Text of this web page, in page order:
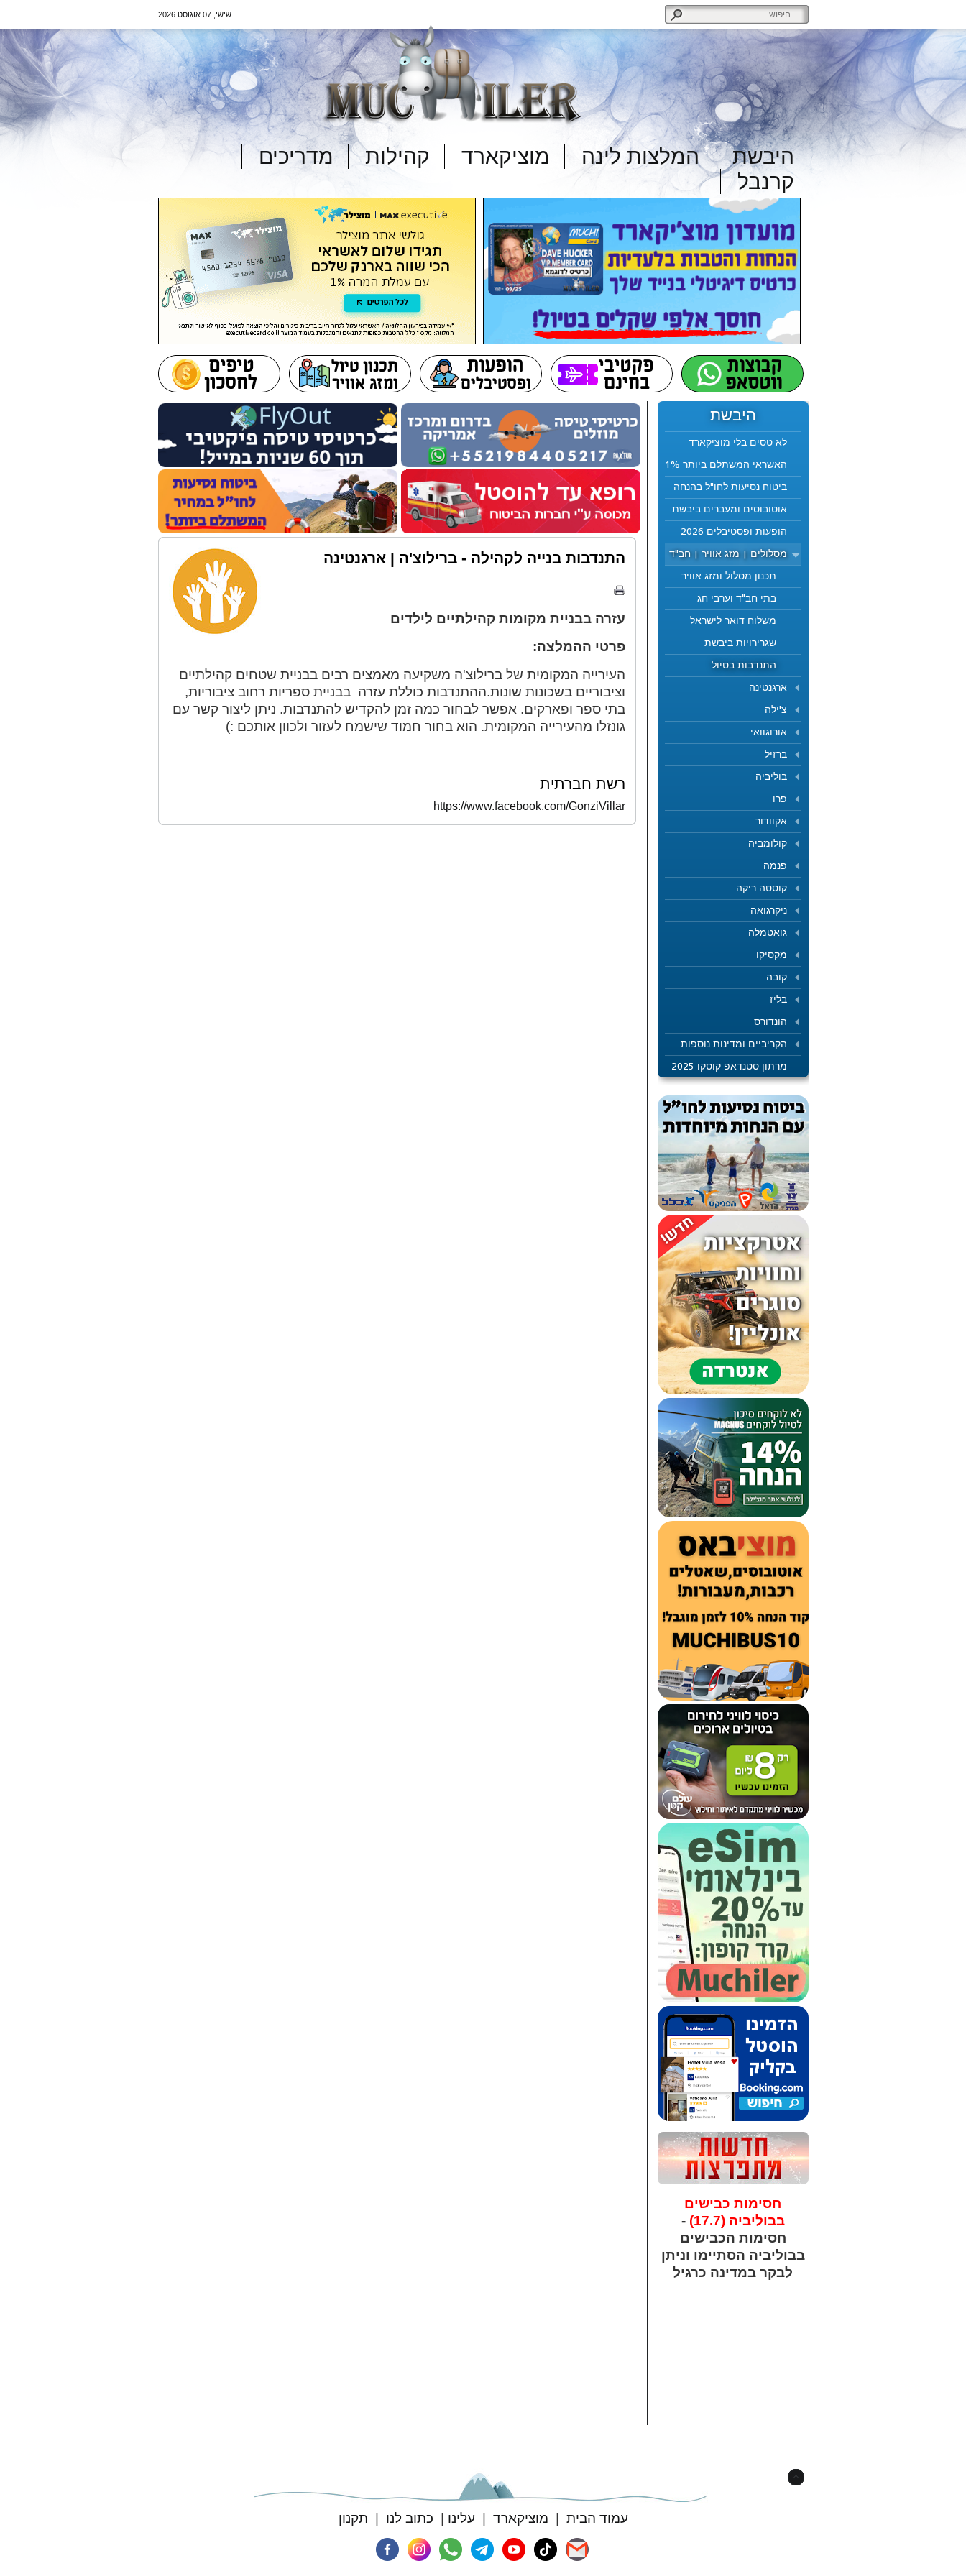
שישי, 07 אוגוסט 2026
היבשת המלצות לינה מוציקארד קהילות
מדריכים
קרנבל
התנדבות בנייה לקהילה - ברילוצ'ה | ארגנטינה
עזרה בבניית מקומות קהילתיים לילדים
פרטי ההמלצה:
העירייה המקומית של ברילוצ'ה משקיעה מאמצים רבים בבניית שטחים קהילתיים
וציבוריים בשכונות שונות.ההתנדבות כוללת עזרה בבניית ספריות רחוב ציבוריות,
בתי ספר ופארקים. אפשר לבחור כמה זמן להקדיש להתנדבות. ניתן ליצור קשר עם
גונזלו מהעירייה המקומית. הוא בחור חמוד שישמח לעזור ולכוון אותכם :)
רשת חברתית
https://www.facebook.com/GonziVillar
היבשת
לא טסים בלי מוציקארד
האשראי המשתלם ביותר 1%
ביטוח נסיעות לחו"ל בהנחה
אוטובוסים ומעברים ביבשת
הופעות ופסטיבלים 2026
מסלולים | מזג אוויר | חב"ד
תכנון מסלול ומזג אוויר
בתי חב"ד וערבי חג
משלוח דואר לישראל
שגרירויות ביבשת
התנדבות בטיול
ארגנטינה
צ'ילה
אורוגוואי
ברזיל
בוליביה
פרו
אקוודור
קולומביה
פנמה
קוסטה ריקה
ניקרגואה
גואטמלה
מקסיקו
קובה
בליז
הונדורס
הקריביים ומדינות נוספות
מרתון סטנדאפ קוסקו 2025
חסימות כבישים
בבוליביה (17.7)
-
חסימות הכבישים
בבוליביה הסתיימו וניתן
לבקר במדינה כרגיל
עמוד הבית מוציקארד עלינו כתוב לנו תקנון